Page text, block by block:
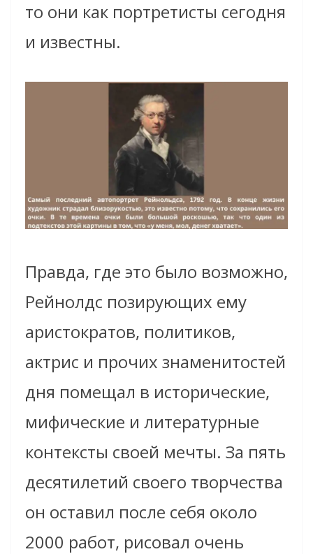
то они как портретисты сегодня
и известны.
Правда, где это было возможно,
Рейнолдс позирующих ему
аристократов, политиков,
актрис и прочих знаменитостей
дня помещал в исторические,
мифические и литературные
контексты своей мечты. За пять
десятилетий своего творчества
он оставил после себя около
2000 работ, рисовал очень